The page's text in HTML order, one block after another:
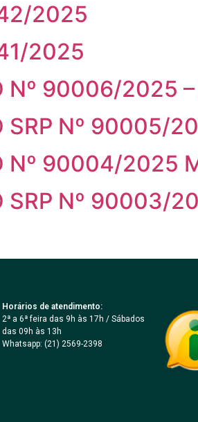
2025
2025
Nº 90006/2025 –
SRP Nº 90005/
Nº 90004/2025
SRP Nº 90003/
Horários de atendimento:
2ª a 6ª feira das 9h às 17h / Sábados
das 09h às 13h
Whatsapp: (21) 2569-2398